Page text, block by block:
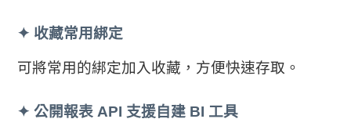
✦ 收藏常用綁定
可將常用的綁定加入收藏，方便快速存取。
✦公開報表 API 支援自建 BI 工具